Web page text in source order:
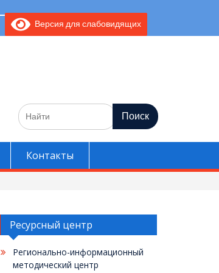
Версия для слабовидящих
Поиск
по:
Контакты
Ресурсный центр
Регионально-информационный
методический центр